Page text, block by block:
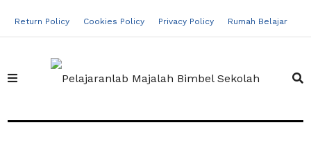
Return Policy Cookies Policy Privacy Policy Rumah Belajar